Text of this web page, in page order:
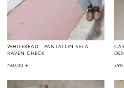
WHITEREAD - PANTALON VELA -
RAVEN CHECK
460,00 €